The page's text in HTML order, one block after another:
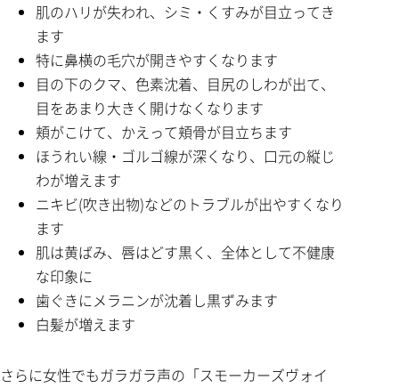
肌のハリが失われ、シミ・くすみが目立ってき
ます
特に鼻横の毛穴が開きやすくなります
目の下のクマ、色素沈着、目尻のしわが出て、
目をあまり大きく開けなくなります
頬がこけて、かえって頬骨が目立ちます
ほうれい線・ゴルゴ線が深くなり、口元の縦じ
わが増えます
ニキビ(吹き出物)などのトラブルが出やすくなり
ます
肌は黄ばみ、唇はどす黒く、全体として不健康
な印象に
歯ぐきにメラニンが沈着し黒ずみます
白髪が増えます
さらに女性でもガラガラ声の「スモーカーズヴォイ